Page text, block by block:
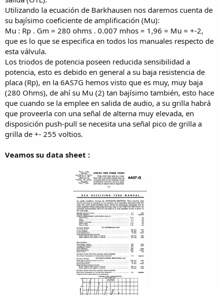
Utilizando la ecuación de Barkhausen nos daremos cuenta de
su bajísimo coeficiente de amplificación (Mu):
Mu : Rp . Gm = 280 ohms . 0.007 mhos = 1,96 = Mu = +-2,
que es lo que se especifica en todos los manuales respecto de
esta válvula.
Los triodos de potencia poseen reducida sensibilidad a
potencia, esto es debido en general a su baja resistencia de
placa (Rp), en la 6AS7G hemos visto que es muy, muy baja
(280 Ohms), de ahí su Mu (2) tan bajísimo también, esto hace
que cuando se la emplee en salida de audio, a su grilla habrá
que proveerla con una señal de alterna muy elevada, en
disposición push-pull se necesita una señal pico de grilla a
grilla de +- 255 voltios.
Veamos su data sheet :